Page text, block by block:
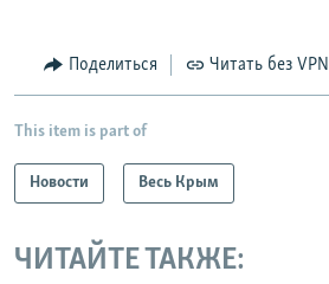
Поделиться Читать без VPN
This item is part of
Новости Весь Крым
ЧИТАЙТЕ ТАКЖЕ: